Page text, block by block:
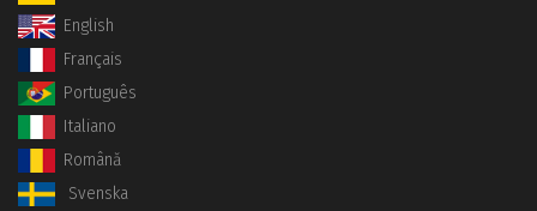
English
Français
Português
Italiano
Română
Svenska